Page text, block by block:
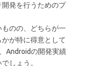
発を行うためのプ
のの、どちらが一
が特に得意として
Androidの開発実績
しょう。